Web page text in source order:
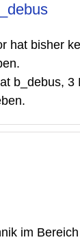
hat bisher
b_debus, 3
im